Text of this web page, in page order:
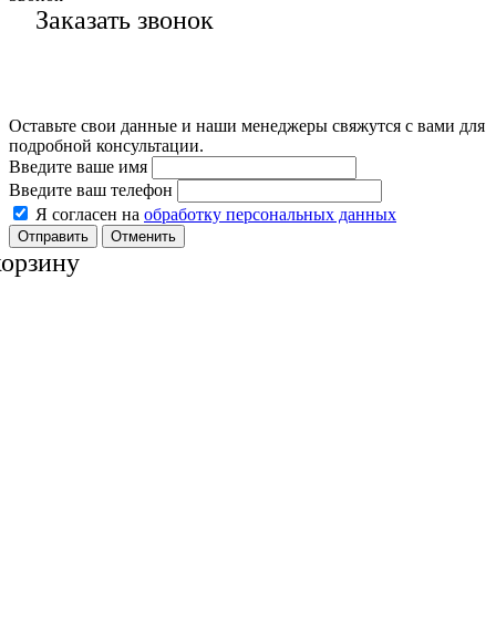
Заказать звонок
Оставьте свои данные и наши менеджеры свяжутся с вами для
подробной консультации.
Введите ваше имя
Введите ваш телефон
Я согласен на обработку персональных данных
Отменить